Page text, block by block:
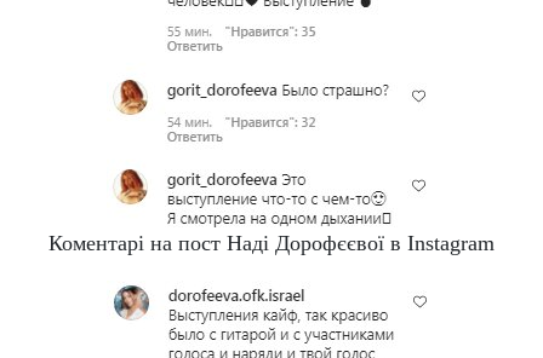
Коментарі на пост Наді Дорофєєвої в Instagram